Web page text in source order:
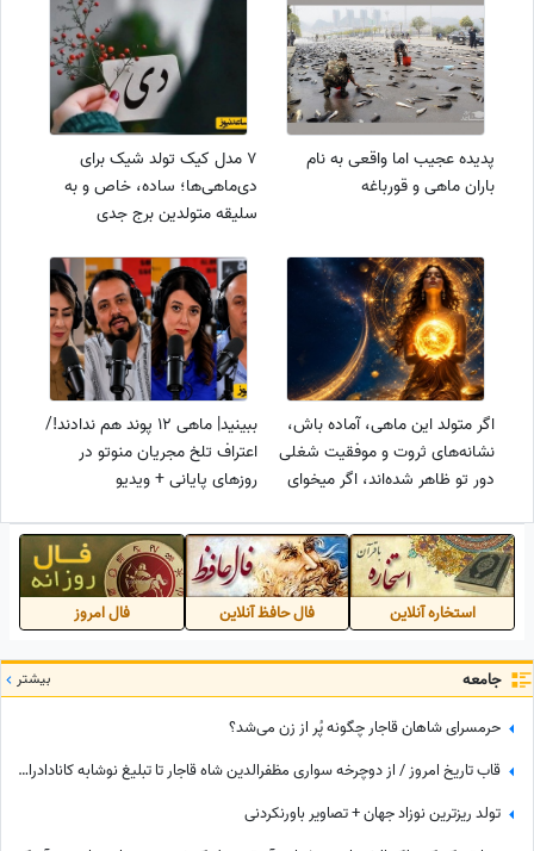
پدیده عجیب اما واقعی به نام
باران ماهی و قورباغه
7 مدل کیک تولد شیک برای
دی‌ماهی‌ها؛ ساده، خاص و به
سلیقه متولدین برج جدی
اگر متولد این ماهی، آماده باش،
نشانه‌های ثروت و موفقیت شغلی
دور تو ظاهر شده‌اند، اگر میخوای
"من ثروتمندم"
ببینید| ماهی 12 پوند هم ندادند!/
اعتراف تلخ مجریان منوتو در
روزهای پایانی + ویدیو
استخاره آنلاین فال حافظ آنلاین فال امروز
جامعه بیشتر
حرمسرای شاهان قاجار چگونه پُر از زن می‌شد؟
قاب تاریخ امروز / از دوچرخه سواری مظفرالدین شاه قاجار تا تبلیغ نوشابه ‌کانادادرای و تصویر دیده نشده از جردن که کم از لس‌آنجلس نداره + عکس
تولد ریزترین نوزاد جهان + تصاویر باورنکردنی